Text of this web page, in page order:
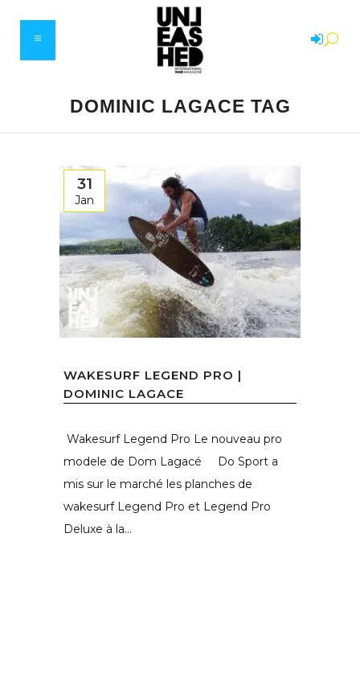
DOMINIC LAGACE TAG
31
Jan
WAKESURF LEGEND PRO |
DOMINIC LAGACE
Wakesurf Legend Pro Le nouveau pro
modele de Dom Lagacé Do Sport a
mis sur le marché les planches de
wakesurf Legend Pro et Legend Pro
Deluxe à la...